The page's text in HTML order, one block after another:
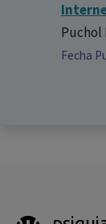
Puchol
Fecha